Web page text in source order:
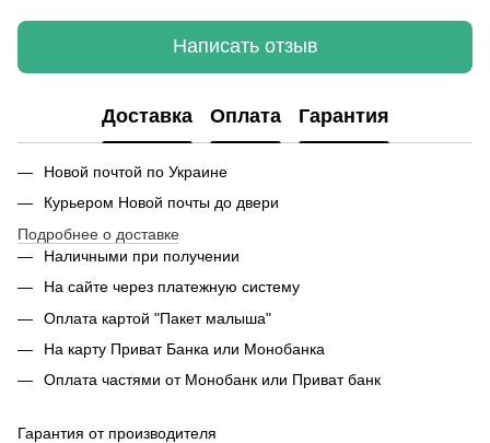
Написать отзыв
Доставка Оплата Гарантия
Новой почтой по Украине
Курьером Новой почты до двери
Подробнее о доставке
Наличными при получении
На сайте через платежную систему
Оплата картой "Пакет малыша"
На карту Приват Банка или Монобанка
Оплата частями от Монобанк или Приват банк
Гарантия от производителя